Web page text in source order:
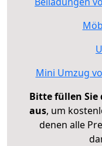
Mini Umzug
Bitte füllen Sie
aus, um
denen alle